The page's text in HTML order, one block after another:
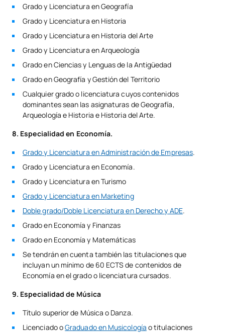
Grado y Licenciatura en Geografía
Grado y Licenciatura en Historia
Grado y Licenciatura en Historia del Arte
Grado y Licenciatura en Arqueología
Grado en Ciencias y Lenguas de la Antigüedad
Grado en Geografía y Gestión del Territorio
Cualquier grado o licenciatura cuyos contenidos
dominantes sean las asignaturas de Geografía,
Arqueología e Historia e Historia del Arte.
8. Especialidad en Economía.
Grado y Licenciatura en Administración de Empresas.
Grado y Licenciatura en Economía.
Grado y Licenciatura en Turismo
Grado y Licenciatura en Marketing
Doble grado/Doble Licenciatura en Derecho y ADE.
Grado en Economía y Finanzas
Grado en Economía y Matemáticas
Se tendrán en cuenta también las titulaciones que
incluyan un mínimo de 60 ECTS de contenidos de
Economía en el grado o licenciatura cursados.
9. Especialidad de Música
Título superior de Música o Danza.
Licenciado oGraduado en Musicología o titulaciones